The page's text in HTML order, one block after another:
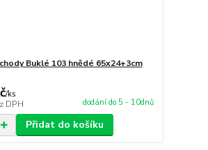
Buklé 103 hnědé 65x24+3cm
/ks
DPH dodání do 5 - 10dnů
Přidat do košíku